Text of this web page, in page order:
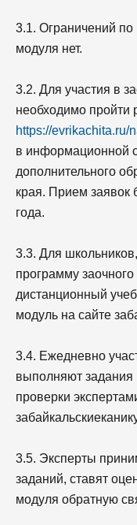
3.1. Ограничений по
модуля нет.
3.2. Для участия в
необходимо пройти
https://evrikachita.ru/
в информационной
дополнительного
края. Прием заявок
года.
3.3. Для
программу
дистанционный
модуль на сайте
3.4. Ежедневно
выполняют задания
проверки
3.5. Эксперты
заданий, ставят
модуля обратную